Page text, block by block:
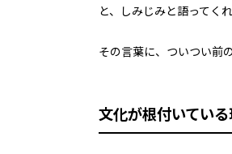
と、しみじみと語ってく
その言葉に、ついつい前
文化が根付いてい